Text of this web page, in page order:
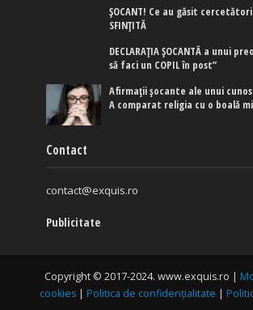
ȘOCANT! Ce au găsit
SFINȚITĂ
DECLARAȚIA ȘOCANTĂ a unui
să faci un COPIL în post”
Afirmaţii şocante ale unui
A comparat religia cu o boală
Contact
contact@exquis.ro
Publicitate
Copyright © 2017-2024. www.exquis.ro |
cookies | Politica de confidențialitate |